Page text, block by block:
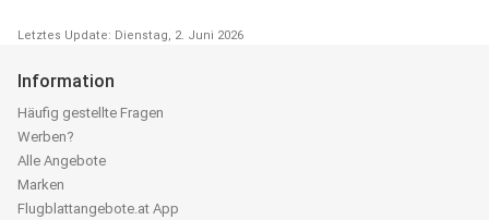
Letztes Update: Dienstag, 2. Juni 2026
Information
Häufig gestellte Fragen
Werben?
Alle Angebote
Marken
Flugblattangebote.at App